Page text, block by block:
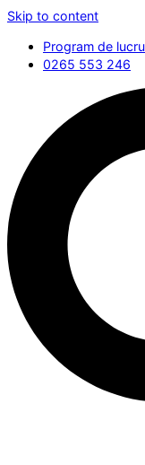
Skip to content
Program de
0265 553 246